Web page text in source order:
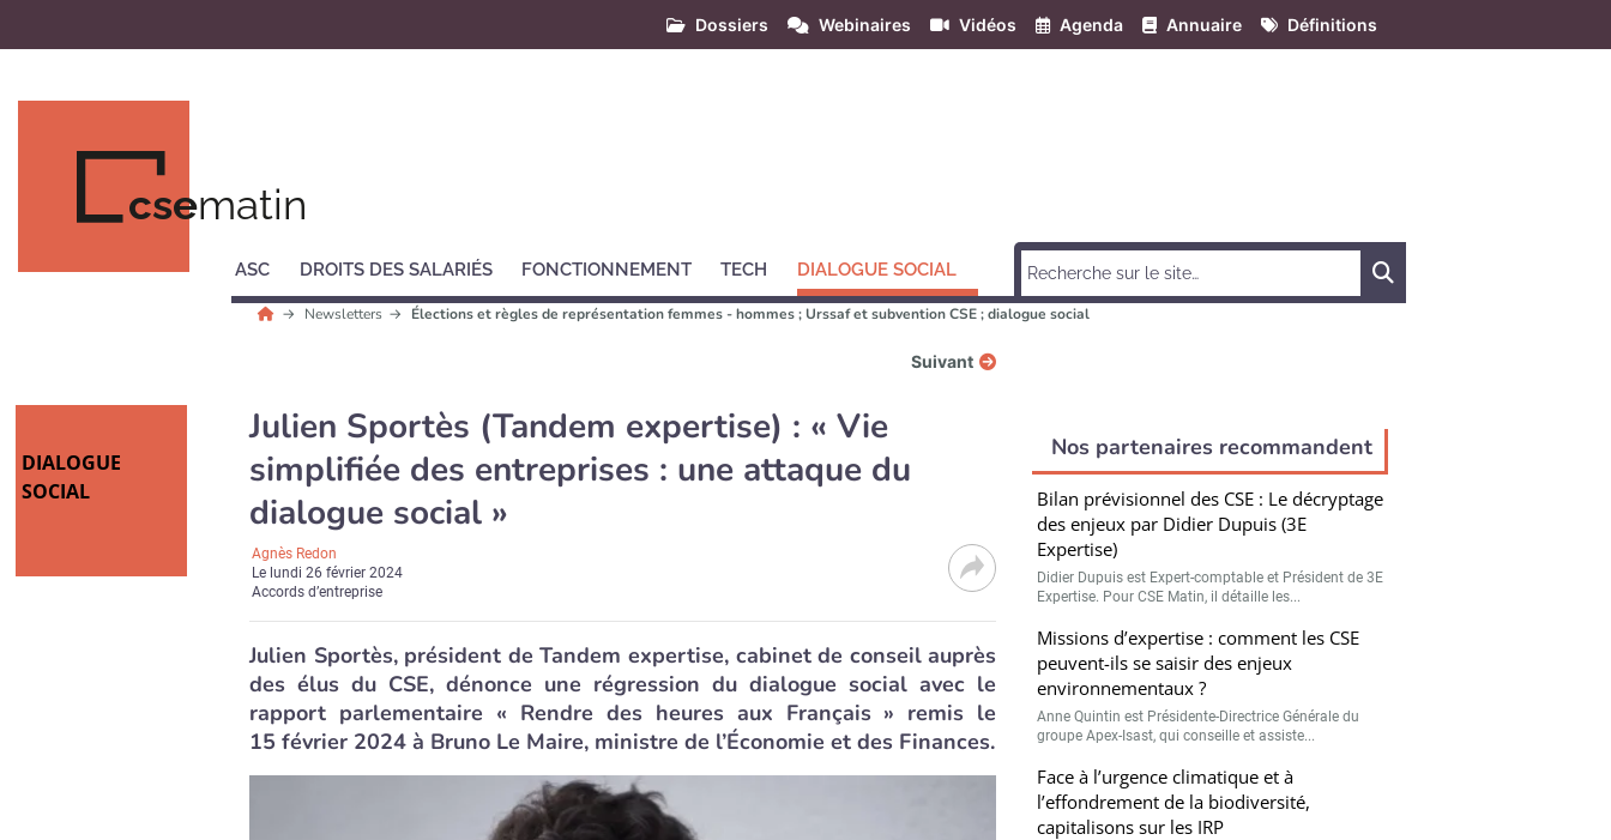
Dossiers Webinaires Vidéos Agenda Annuaire Définitions
csematin
ASC DROITS DES SALARIÉS FONCTIONNEMENT TECH DIALOGUE SOCIAL
Newsletters Élections et règles de représentation femmes - hommes ; Urssaf et subvention CSE ; dialogue social
Suivant
DIALOGUE
SOCIAL
Julien Sportès (Tandem expertise) : « Vie
simplifiée des entreprises : une attaque du
dialogue social »
Agnès Redon
Le lundi 26 février 2024
Accords d’entreprise
Julien Sportès, président de Tandem expertise, cabinet de conseil auprès
des élus du CSE, dénonce une régression du dialogue social avec le
rapport parlementaire « Rendre des heures aux Français » remis le
15 février 2024 à Bruno Le Maire, ministre de l’Économie et des Finances.
Nos partenaires recommandent
Bilan prévisionnel des CSE : Le décryptage
des enjeux par Didier Dupuis (3E
Expertise)
Didier Dupuis est Expert-comptable et Président de 3E
Expertise. Pour CSE Matin, il détaille les...
Missions d’expertise : comment les CSE
peuvent-ils se saisir des enjeux
environnementaux ?
Anne Quintin est Présidente-Directrice Générale du
groupe Apex-Isast, qui conseille et assiste...
Face à l’urgence climatique et à
l’effondrement de la biodiversité,
capitalisons sur les IRP